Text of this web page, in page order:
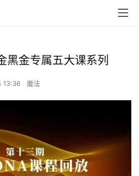
黑金专属五大课系列
13:36 魔法